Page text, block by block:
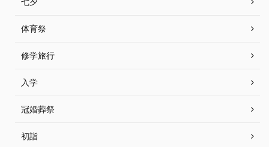
体育祭
修学旅行
入学
冠婚葬祭
初詣